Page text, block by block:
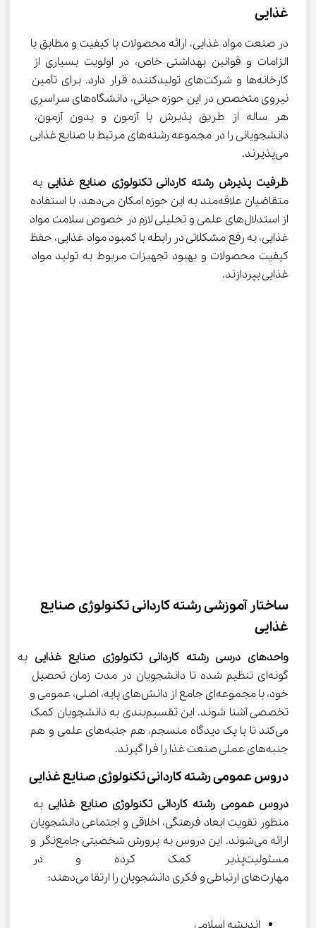
غذایی
در صنعت مواد غذایی، ارائه محصولات با کیفیت و مطابق با
الزامات و قوانین بهداشتی خاص، در اولویت بسیاری از
کارخانه‌ها و شرکت‌های تولیدکننده قرار دارد. برای تأمین
نیروی متخصص در این حوزه حیاتی، دانشگاه‌های سراسری
هر ساله از طریق پذیرش با آزمون و بدون آزمون،
دانشجویانی را در مجموعه‌ رشته‌های مرتبط با صنایع غذایی
می‌پذیرند.
ظرفیت پذیرش رشته کاردانی تکنولوژی صنایع غذایی به
متقاضیان علاقه‌مند به این حوزه امکان می‌دهد، با استفاده
از استدلال‌های علمی و تحلیلی لازم در خصوص سلامت مواد
غذایی، به رفع مشکلاتی در رابطه با کمبود مواد غذایی، حفظ
کیفیت محصولات و بهبود تجهیزات مربوط به تولید مواد
غذایی بپردازند.
ساختار آموزشی رشته کاردانی تکنولوژی صنایع
غذایی
واحدهای درسی رشته کاردانی تکنولوژی صنایع غذایی به
گونه‌ای تنظیم شده تا دانشجویان در مدت زمان تحصیل
خود، با مجموعه‌ای جامع از دانش‌های پایه، اصلی، عمومی و
تخصصی آشنا شوند. این تقسیم‌بندی به دانشجویان کمک
می‌کند تا با یک دیدگاه منسجم، هم جنبه‌های علمی و هم
جنبه‌های عملی صنعت غذا را فرا گیرند.
دروس عمومی رشته کاردانی تکنولوژی صنایع غذایی
دروس عمومی رشته کاردانی تکنولوژی صنایع غذایی به
منظور تقویت ابعاد فرهنگی، اخلاقی و اجتماعی دانشجویان
ارائه می‌شوند. این دروس به پرورش شخصیتی جامع‌نگر و
مسئولیت‌پذیر کمک کرده و در
مهارت‌های ارتباطی و فکری دانشجویان را ارتقا می‌دهند: